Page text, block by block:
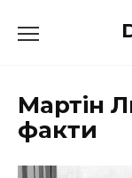
до
Мартін
факти